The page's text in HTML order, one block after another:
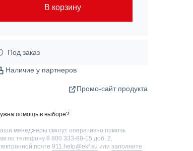
В корзину
Под заказ
Наличие у партнеров
Промо-сайт продукта
помощь в выборе?
менеджеры смогут оперативно помочь
по телефону 8 800 333-88-15 доб. 2,
почте 911.help@ekf.su или заполните